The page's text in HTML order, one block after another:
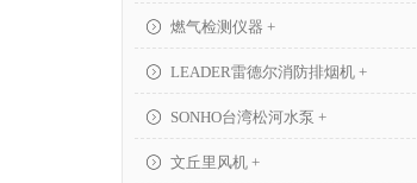
燃气检测仪器 +
LEADER雷德尔消防排烟机 +
SONHO台湾松河水泵 +
文丘里风机 +